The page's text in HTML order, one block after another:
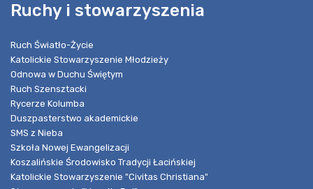
Ruchy i stowarzyszenia
Ruch Światło-Życie
Katolickie Stowarzyszenie Młodzieży
Odnowa w Duchu Świętym
Ruch Szensztacki
Rycerze Kolumba
Duszpasterstwo akademickie
SMS z Nieba
Szkoła Nowej Ewangelizacji
Koszalińskie Środowisko Tradycji Łacińskiej
Katolickie Stowarzyszenie "Civitas Christiana"